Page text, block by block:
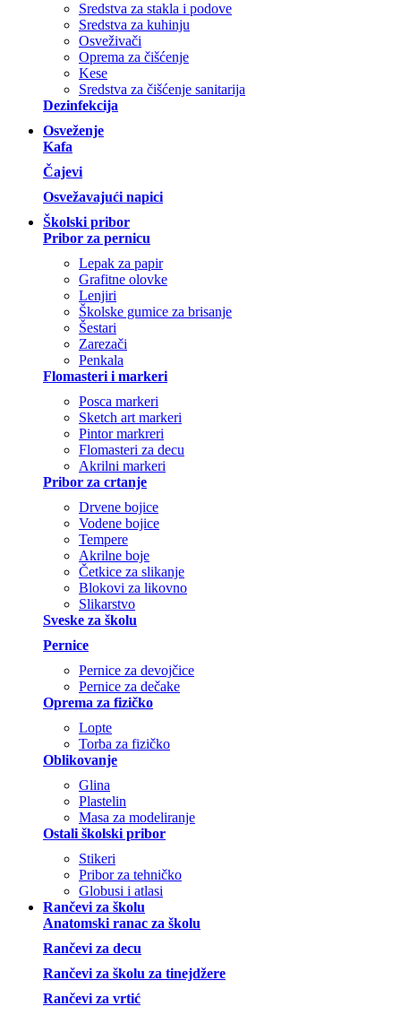
Sredstva za stakla i podove
Sredstva za kuhinju
Osveživači
Oprema za čišćenje
Kese
Sredstva za čišćenje sanitarija
Dezinfekcija
Osveženje
Kafa
Čajevi
Osvežavajući napici
Školski pribor
Pribor za pernicu
Lepak za papir
Grafitne olovke
Lenjiri
Školske gumice za brisanje
Šestari
Zarezači
Penkala
Flomasteri i markeri
Posca markeri
Sketch art markeri
Pintor markreri
Flomasteri za decu
Akrilni markeri
Pribor za crtanje
Drvene bojice
Vodene bojice
Tempere
Akrilne boje
Četkice za slikanje
Blokovi za likovno
Slikarstvo
Sveske za školu
Pernice
Pernice za devojčice
Pernice za dečake
Oprema za fizičko
Lopte
Torba za fizičko
Oblikovanje
Glina
Plastelin
Masa za modeliranje
Ostali školski pribor
Stikeri
Pribor za tehničko
Globusi i atlasi
Rančevi za školu
Anatomski ranac za školu
Rančevi za decu
Rančevi za školu za tinejdžere
Rančevi za vrtić